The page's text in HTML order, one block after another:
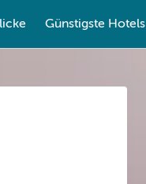
Günstigste Hotels